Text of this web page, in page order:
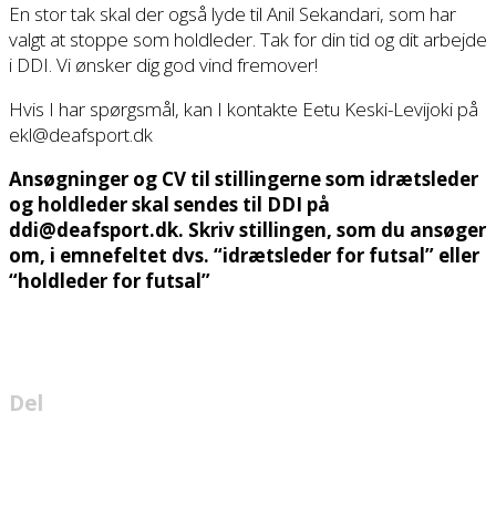
En stor tak skal der også lyde til Anil Sekandari, som har
valgt at stoppe som holdleder. Tak for din tid og dit arbejde
i DDI. Vi ønsker dig god vind fremover!
Hvis I har spørgsmål, kan I kontakte Eetu Keski-Levijoki på
ekl@deafsport.dk
Ansøgninger og CV til stillingerne som idrætsleder
og holdleder skal sendes til DDI på
ddi@deafsport.dk. Skriv stillingen, som du ansøger
om, i emnefeltet dvs. “idrætsleder for futsal” eller
“holdleder for futsal”
Del